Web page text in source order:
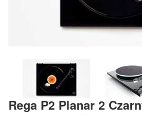
Rega P2 Planar 2